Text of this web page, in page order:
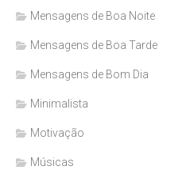
Mensagens de Boa Noite
Mensagens de Boa Tarde
Mensagens de Bom Dia
Minimalista
Motivação
Músicas